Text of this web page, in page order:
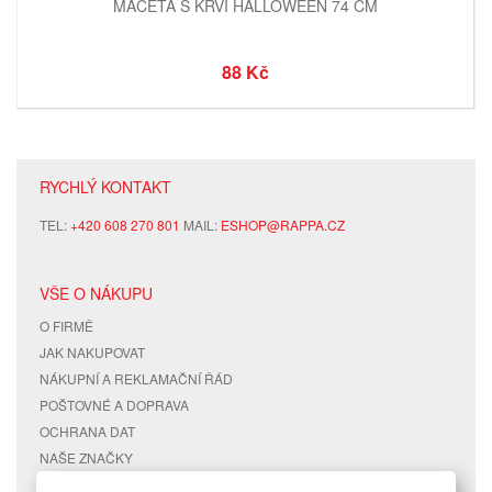
MAČETA S KRVÍ HALLOWEEN 74 CM
88 Kč
RYCHLÝ KONTAKT
TEL:+420 608 270 801 MAIL: ESHOP@RAPPA.CZ
VŠE O NÁKUPU
O FIRMĚ
JAK NAKUPOVAT
NÁKUPNÍ A REKLAMAČNÍ ŘÁD
POŠTOVNÉ A DOPRAVA
OCHRANA DAT
NAŠE ZNAČKY